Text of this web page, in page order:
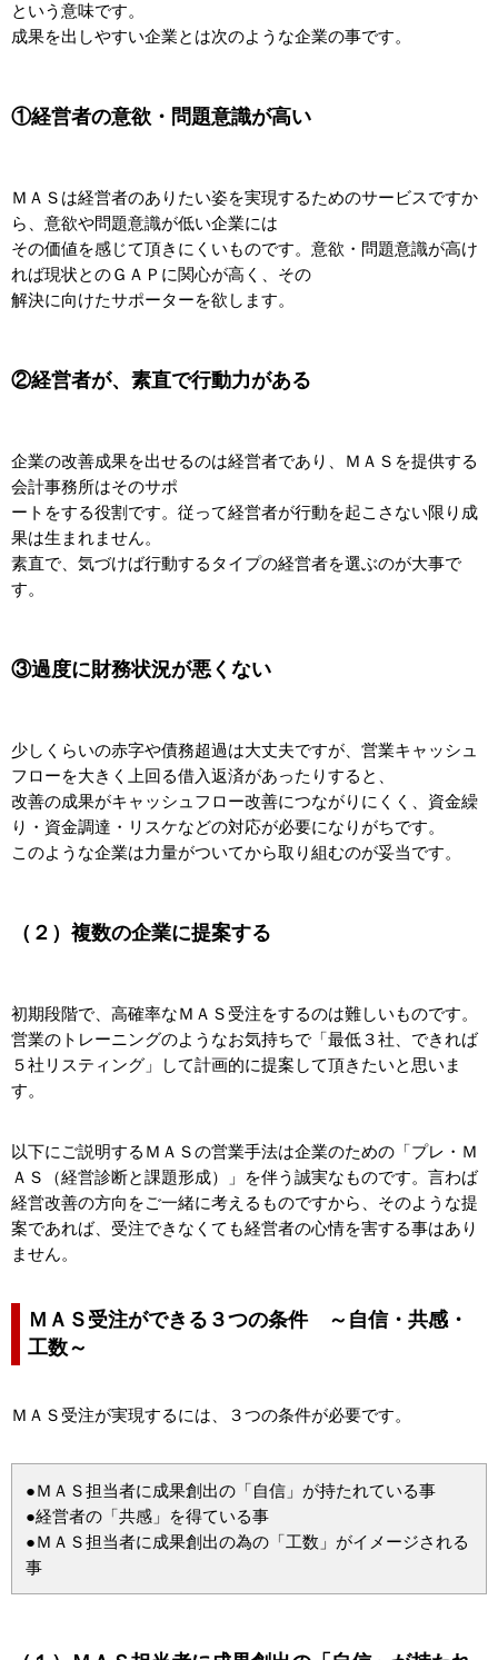
という意味です。
成果を出しやすい企業とは次のような企業の事です。
①経営者の意欲・問題意識が高い
ＭＡＳは経営者のありたい姿を実現するためのサービスですか
ら、意欲や問題意識が低い企業には
その価値を感じて頂きにくいものです。意欲・問題意識が高け
れば現状とのＧＡＰに関心が高く、その
解決に向けたサポーターを欲します。
②経営者が、素直で行動力がある
企業の改善成果を出せるのは経営者であり、ＭＡＳを提供する
会計事務所はそのサポ
ートをする役割です。従って経営者が行動を起こさない限り成
果は生まれません。
素直で、気づけば行動するタイプの経営者を選ぶのが大事で
す。
③過度に財務状況が悪くない
少しくらいの赤字や債務超過は大丈夫ですが、営業キャッシュ
フローを大きく上回る借入返済があったりすると、
改善の成果がキャッシュフロー改善につながりにくく、資金繰
り・資金調達・リスケなどの対応が必要になりがちです。
このような企業は力量がついてから取り組むのが妥当です。
（２）複数の企業に提案する
初期段階で、高確率なＭＡＳ受注をするのは難しいものです。
営業のトレーニングのようなお気持ちで「最低３社、できれば
５社リスティング」して計画的に提案して頂きたいと思いま
す。
以下にご説明するＭＡＳの営業手法は企業のための「プレ・Ｍ
ＡＳ（経営診断と課題形成）」を伴う誠実なものです。言わば
経営改善の方向をご一緒に考えるものですから、そのような提
案であれば、受注できなくても経営者の心情を害する事はあり
ません。
ＭＡＳ受注ができる３つの条件 ～自信・共感・
工数～
ＭＡＳ受注が実現するには、３つの条件が必要です。
●ＭＡＳ担当者に成果創出の「自信」が持たれている事
●経営者の「共感」を得ている事
●ＭＡＳ担当者に成果創出の為の「工数」がイメージされる
事